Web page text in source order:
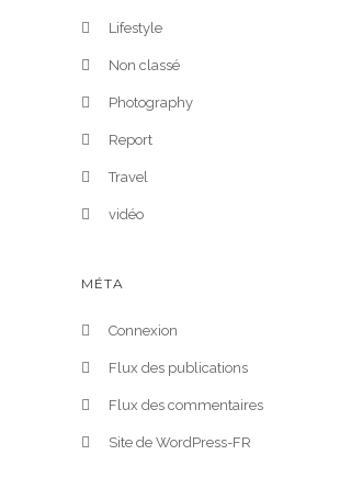
Lifestyle
Non classé
Photography
Report
Travel
vidéo
MÉTA
Connexion
Flux des publications
Flux des commentaires
Site de WordPress-FR